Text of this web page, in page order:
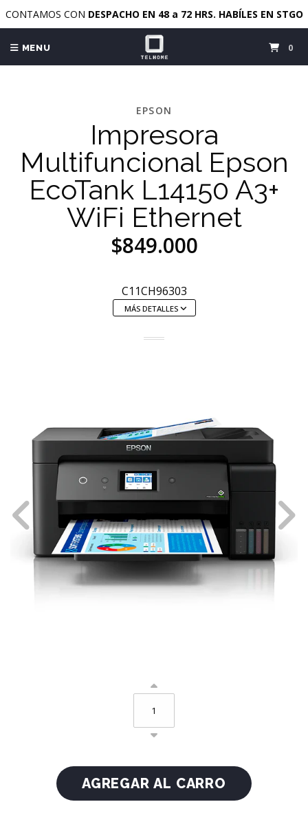
CONTAMOS CON DESPACHO EN 48 a 72 HRS. HABÍLES EN STGO
MENU 0
EPSON
Impresora
Multifuncional Epson
EcoTank L14150 A3+
WiFi Ethernet
$849.000
C11CH96303
MÁS DETALLES